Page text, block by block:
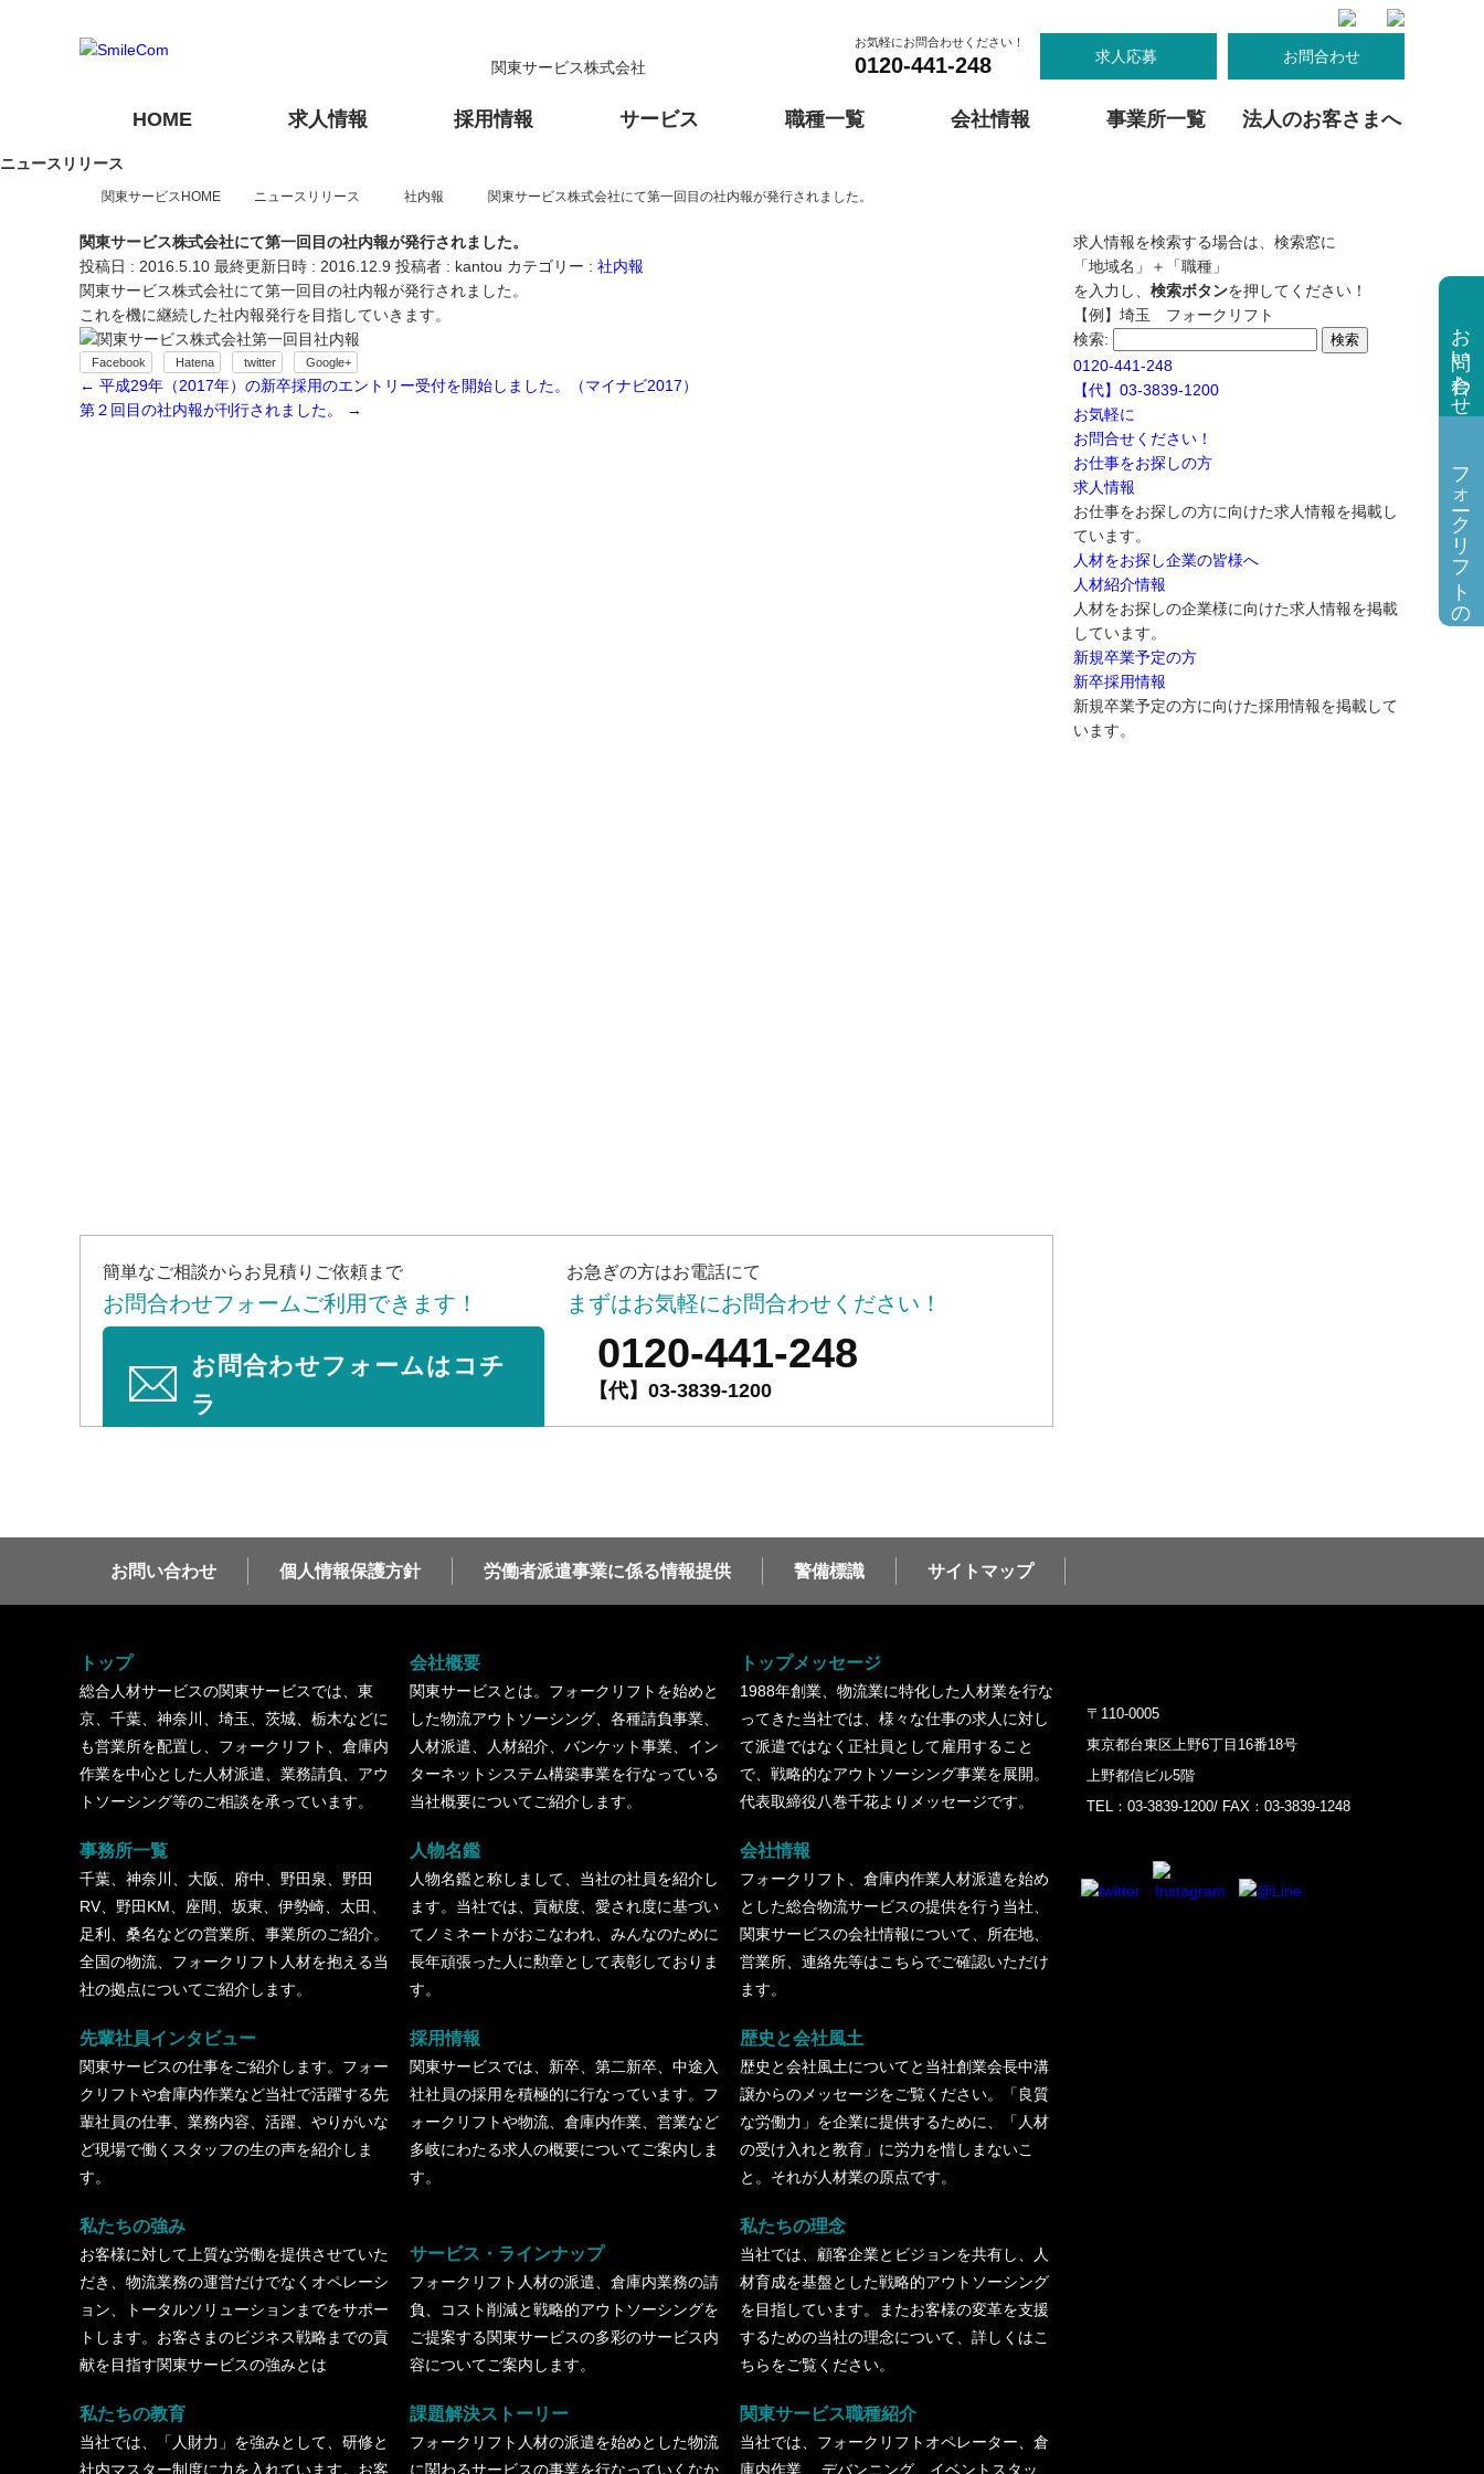
関東サービス株式会社
お気軽にお問合わせください！
0120-441-248 求人応募 お問合わせ
HOME 求人情報
東京 神奈川 埼玉 千葉
栃木 静岡 大阪
フォークリフト
採用情報 サービス 職種一覧
フォークオペレーター
VAN出し・検品 機械オペレーター 引越しスタッフ
警備
会社情報
トップメッセージ 私たちの理念 人物名鑑
事業所一覧
野田RV事業所 座間事業所 伊勢崎事業所 足利事業所 桑名事業所
法人のお客さまへ
埼玉エリア派遣対応 神奈川エリア派遣対応 千葉エリア派遣対応 栃木エリア派遣対応 群馬エリア派遣対応
ニュースリリース
関東サービスHOME ニュースリリース 社内報 関東サービス株式会社にて第一回目の社内報が発行されました。
関東サービス株式会社にて第一回目の社内報が発行されました。
投稿日 : 2016.5.10 最終更新日時 : 2016.12.9 投稿者 : kantou カテゴリー : 社内報
関東サービス株式会社にて第一回目の社内報が発行されました。
これを機に継続した社内報発行を目指していきます。
Facebook Hatena twitter Google+
← 平成29年（2017年）の新卒採用のエントリー受付を開始しました。（マイナビ2017）
第２回目の社内報が刊行されました。
→
簡単なご相談からお見積りご依頼まで
お問合わせフォームご利用できます！
お問合わせフォームはコチ
ラ
お急ぎの方はお電話にて
まずはお気軽にお問合わせください！
0120-441-248
【代】03-3839-1200
求人情報を検索する場合は、検索窓に
「地域名」＋「職種」
を入力し、 検索ボタンを押してください！
【例】埼玉 フォークリフト
検索:
0120-441-248
【代】03-3839-1200
お気軽に
お問合せください！
お仕事をお探しの方
求人情報
お仕事をお探しの方に向けた求人情報を掲載し
ています。
人材をお探し企業の皆様へ
人材紹介情報
人材をお探しの企業様に向けた求人情報を掲載
しています。
新規卒業予定の方
新卒採用情報
新規卒業予定の方に向けた採用情報を掲載して
います。
お問い合わせ 個人情報保護方針 労働者派遣事業に係る情報提供 警備標識 サイトマップ
トップ
総合人材サービスの関東サービスでは、東
京、千葉、神奈川、埼玉、茨城、栃木などに
も営業所を配置し、フォークリフト、倉庫内
作業を中心とした人材派遣、業務請負、アウ
トソーシング等のご相談を承っています。
会社概要
関東サービスとは。フォークリフトを始めと
した物流アウトソーシング、各種請負事業、
人材派遣、人材紹介、バンケット事業、イン
ターネットシステム構築事業を行なっている
当社概要についてご紹介します。
トップメッセージ
1988年創業、物流業に特化した人材業を行な
ってきた当社では、様々な仕事の求人に対し
て派遣ではなく正社員として雇用すること
で、戦略的なアウトソーシング事業を展開。
代表取締役八巻千花よりメッセージです。
事務所一覧
千葉、神奈川、大阪、府中、野田泉、野田
RV、野田KM、座間、坂東、伊勢崎、太田、
足利、桑名などの営業所、事業所のご紹介。
全国の物流、フォークリフト人材を抱える当
社の拠点についてご紹介します。
人物名鑑
人物名鑑と称しまして、当社の社員を紹介し
ます。当社では、貢献度、愛され度に基づい
てノミネートがおこなわれ、みんなのために
長年頑張った人に勲章として表彰しておりま
す。
会社情報
フォークリフト、倉庫内作業人材派遣を始め
とした総合物流サービスの提供を行う当社、
関東サービスの会社情報について、所在地、
営業所、連絡先等はこちらでご確認いただけ
ます。
先輩社員インタビュー
関東サービスの仕事をご紹介します。フォー
クリフトや倉庫内作業など当社で活躍する先
輩社員の仕事、業務内容、活躍、やりがいな
ど現場で働くスタッフの生の声を紹介しま
す。
採用情報
関東サービスでは、新卒、第二新卒、中途入
社社員の採用を積極的に行なっています。フ
ォークリフトや物流、倉庫内作業、営業など
多岐にわたる求人の概要についてご案内しま
す。
歴史と会社風土
歴史と会社風土についてと当社創業会長中溝
譲からのメッセージをご覧ください。「良質
な労働力」を企業に提供するために、「人材
の受け入れと教育」に労力を惜しまないこ
と。それが人材業の原点です。
私たちの強み
お客様に対して上質な労働を提供させていた
だき、物流業務の運営だけでなくオペレーシ
ョン、トータルソリューションまでをサポー
トします。お客さまのビジネス戦略までの貢
献を目指す関東サービスの強みとは
サービス・ラインナップ
フォークリフト人材の派遣、倉庫内業務の請
負、コスト削減と戦略的アウトソーシングを
ご提案する関東サービスの多彩のサービス内
容についてご案内します。
私たちの理念
当社では、顧客企業とビジョンを共有し、人
材育成を基盤とした戦略的アウトソーシング
を目指しています。またお客様の変革を支援
するための当社の理念について、詳しくはこ
ちらをご覧ください。
私たちの教育
当社では、「人財力」を強みとして、研修と
社内マスター制度に力を入れています。お客
課題解決ストーリー
フォークリフト人材の派遣を始めとした物流
に関わるサービスの事業を行なっていくなか
関東サービス職種紹介
当社では、フォークリフトオペレーター、倉
庫内作業、 デバンニング、イベントスタッ
〒110-0005
東京都台東区上野6丁目16番18号
上野都信ビル5階
TEL：03-3839-1200/ FAX：03-3839-1248
お問い合わせ
フォークリフトの求人情報